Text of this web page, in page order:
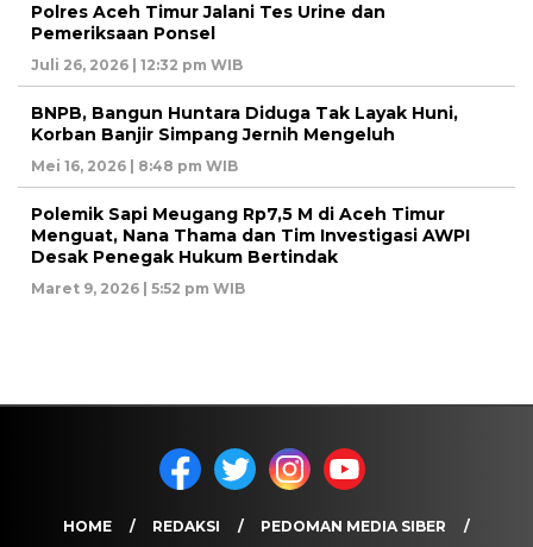
Polres Aceh Timur Jalani Tes Urine dan
Pemeriksaan Ponsel
Juli 26, 2026 | 12:32 pm WIB
BNPB, Bangun Huntara Diduga Tak Layak Huni,
Korban Banjir Simpang Jernih Mengeluh
Mei 16, 2026 | 8:48 pm WIB
Polemik Sapi Meugang Rp7,5 M di Aceh Timur
Menguat, Nana Thama dan Tim Investigasi AWPI
Desak Penegak Hukum Bertindak
Maret 9, 2026 | 5:52 pm WIB
HOME REDAKSI
PEDOMAN MEDIA SIBER